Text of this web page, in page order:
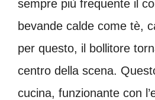
sempre più frequente il
bevande calde come tè,
per questo, il bollitore
centro della scena.
cucina, funzionante con